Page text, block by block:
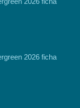
2026 ficha